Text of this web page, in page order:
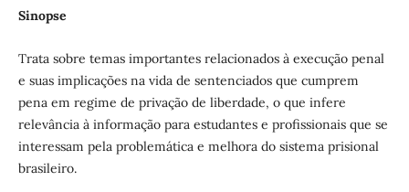
Sinopse
Trata sobre temas importantes relacionados à execução penal
e suas implicações na vida de sentenciados que cumprem
pena em regime de privação de liberdade, o que infere
relevância à informação para estudantes e profissionais que se
interessam pela problemática e melhora do sistema prisional
brasileiro.